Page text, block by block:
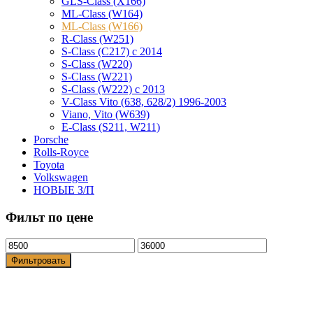
ML-Class (W164)
ML-Class (W166)
R-Class (W251)
S-Class (C217) с 2014
S-Class (W220)
S-Class (W221)
S-Class (W222) с 2013
V-Class Vito (638, 628/2) 1996-2003
Viano, Vito (W639)
Е-Class (S211, W211)
Porsche
Rolls-Royce
Toyota
Volkswagen
НОВЫЕ З/П
Фильт по цене
Фильтровать